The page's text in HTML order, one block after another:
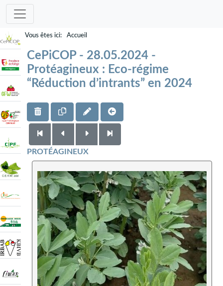
Accueil
CePiCOP - 28.05.2024 -
Protéagineux : Eco-régime
“Réduction d’intrants” en 2024
PROTÉAGINEUX